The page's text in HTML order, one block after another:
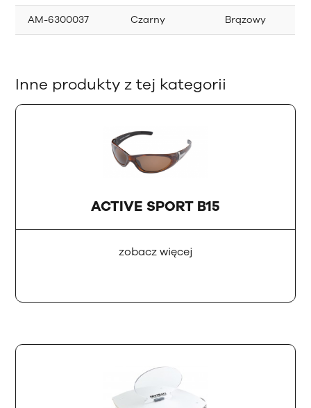
AM-6300037 Czarny Brązowy
Inne produkty z tej kategorii
ACTIVE SPORT B15
zobacz więcej